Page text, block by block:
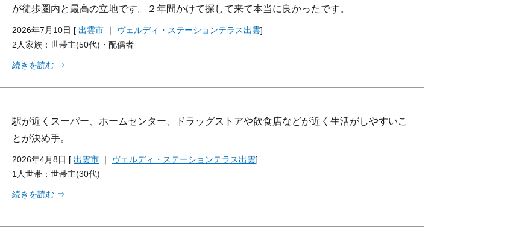
が徒歩圏内と最高の立地です。２年間かけて探して来て本当に良かったです。
2026年7月10日 [ 出雲市 ｜ ヴェルディ・ステーションテラス出雲]
2人家族：世帯主(50代)・配偶者
続きを読む ⇒
駅が近くスーパー、ホームセンター、ドラッグストアや飲食店などが近く生活がしやすいこ
とが決め手。
2026年4月8日 [ 出雲市 ｜ ヴェルディ・ステーションテラス出雲]
1人世帯：世帯主(30代)
続きを読む ⇒